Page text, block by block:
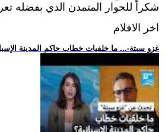
شكراً للحوار المتمدن الذي بفضله
اخر الافلام
.. -غزو سبتة-... ما خلفيات خطاب حاكم المدينة